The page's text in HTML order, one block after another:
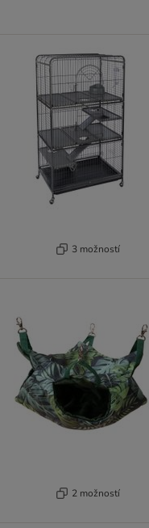
3 možností
2 možností